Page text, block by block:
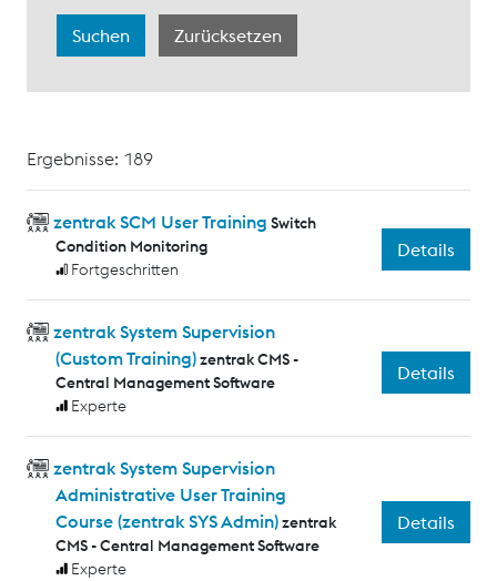
Ergebnisse: 189
zentrak SCM User Training Switch
Condition Monitoring
Fortgeschritten
Details
zentrak System Supervision
(Custom Training)zentrak CMS -
Central Management Software
Experte
Details
zentrak System Supervision
Administrative User Training
Course (zentrak SYS Admin)zentrak
CMS - Central Management Software
Experte
Details